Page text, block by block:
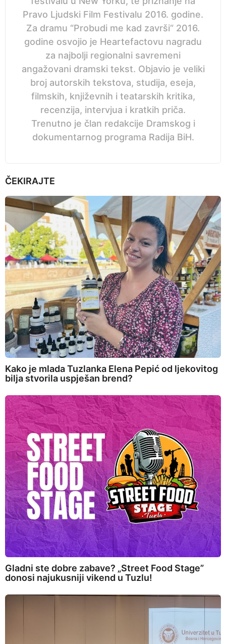
Pravo Ljudski Film Festivalu 2016. godine.
Za dramu “Probudi me kad završi“ 2016.
godine osvojio je Heartefactovu nagradu
za najbolji regionalni savremeni
angažovani dramski tekst. Objavio je veliki
broj autorskih tekstova, studija, eseja,
filmskih, književnih i teatarskih kritika,
recenzija, intervjua i kratkih priča.
Trenutno je član redakcije Dramskog i
dokumentarnog programa Radija BiH.
ČEKIRAJTE
Kako je mlada Tuzlanka Elena Pepić od ljekovitog
bilja stvorila uspješan brend?
Gladni ste dobre zabave? „Street Food Stage”
donosi najukusniji vikend u Tuzlu!